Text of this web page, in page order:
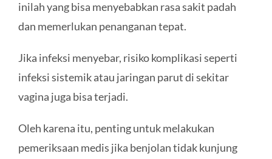
inilah yang bisa menyebabkan rasa sakit padah
dan memerlukan penanganan tepat.
Jika infeksi menyebar, risiko komplikasi seperti
infeksi sistemik atau jaringan parut di sekitar
vagina juga bisa terjadi.
Oleh karena itu, penting untuk melakukan
pemeriksaan medis jika benjolan tidak kunjung